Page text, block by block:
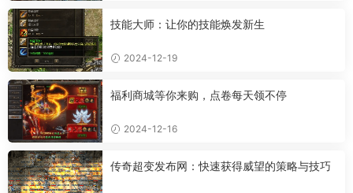
技能大师：让你的技能焕发新生
2024-12-19
福利商城等你来购，点卷每天领不停
2024-12-16
传奇超变发布网：快速获得威望的策略与技巧